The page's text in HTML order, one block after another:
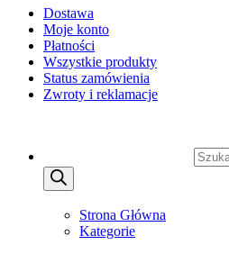
Dostawa
Moje konto
Płatności
Wszystkie produkty
Status zamówienia
Zwroty i reklamacje
Strona Główna
Kategorie